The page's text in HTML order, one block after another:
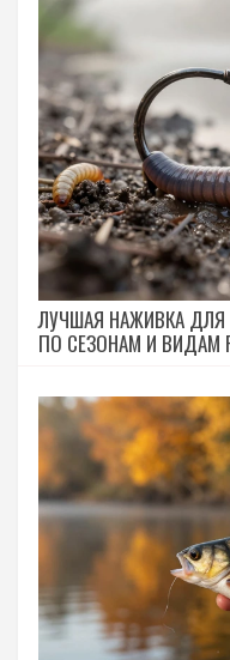
ЛУЧШАЯ НАЖИВКА ДЛЯ
ПО СЕЗОНАМ И ВИДАМ